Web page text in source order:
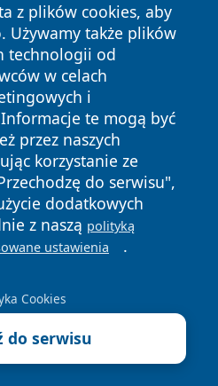
z plików cookies, aby
Używamy także plików
technologii od
w celach
i
te mogą być
przez naszych
korzystanie ze
do serwisu",
dodatkowych
z naszą polityką
ustawienia .
Cookies
do serwisu
Wszystkie prawa zastrzeżone.
Polityka
Cookies